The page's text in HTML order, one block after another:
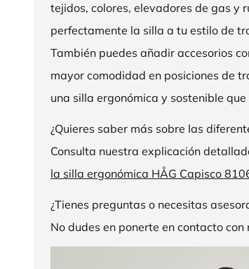
tejidos, colores, elevadores de gas y
perfectamente la silla a tu estilo de
También puedes añadir accesorios
mayor comodidad en posiciones de
una silla ergonómica y sostenible
¿Quieres saber más sobre las
Consulta nuestra explicación
la silla ergonómica HÅG Capisco
¿Tienes preguntas o necesitas
No dudes en ponerte en contacto con